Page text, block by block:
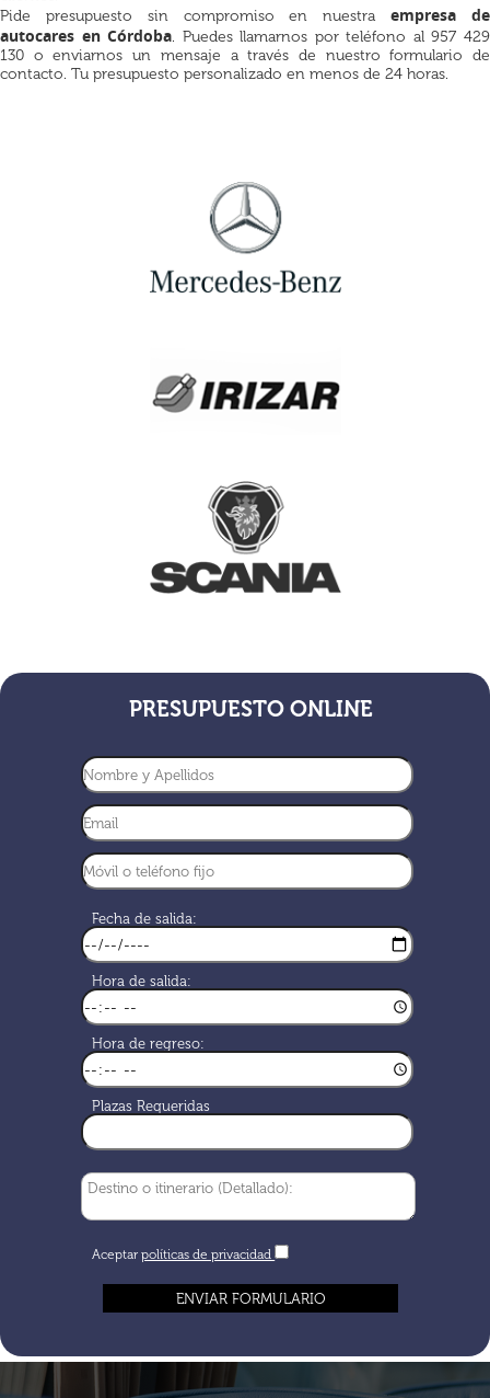
Pide presupuesto sin compromiso en nuestraempresa de
autocares en Córdoba. Puedes llamarnos por teléfono al 957 429
130 o enviarnos un mensaje a través de nuestro formulario de
contacto. Tu presupuesto personalizado en menos de 24 horas.
PRESUPUESTO ONLINE
Fecha de salida:
Hora de salida:
Hora de regreso:
Plazas Requeridas
Aceptarpolíticas de privacidad